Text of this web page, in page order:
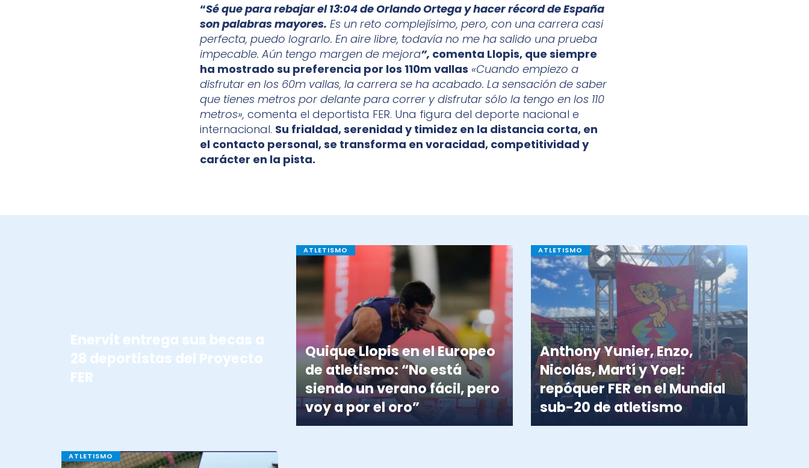
“Sé que para rebajar el 13:04 de Orlando Ortega y hacer récord de España
son palabras mayores. Es un reto complejísimo, pero, con una carrera casi
perfecta, puedo lograrlo. En aire libre, todavía no me ha salido una prueba
impecable. Aún tengo margen de mejora”, comenta Llopis, que siempre
ha mostrado su preferencia por los 110m vallas «Cuando empiezo a
disfrutar en los 60m vallas, la carrera se ha acabado. La sensación de saber
que tienes metros por delante para correr y disfrutar sólo la tengo en los 110
metros», comenta el deportista FER. Una figura del deporte nacional e
internacional. Su frialdad, serenidad y timidez en la distancia corta, en
el contacto personal, se transforma en voracidad, competitividad y
carácter en la pista.
Enervit entrega sus becas a
28 deportistas del Proyecto
FER
ATLETISMO
Quique Llopis en el Europeo
de atletismo: “No está
siendo un verano fácil, pero
voy a por el oro”
ATLETISMO
Anthony Yunier, Enzo,
Nicolás, Martí y Yoel:
repóquer FER en el Mundial
sub-20 de atletismo
ATLETISMO